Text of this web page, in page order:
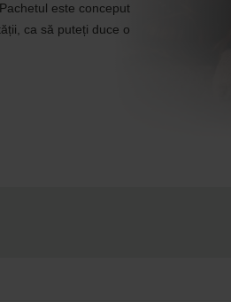
este conceput
ca să puteți duce o